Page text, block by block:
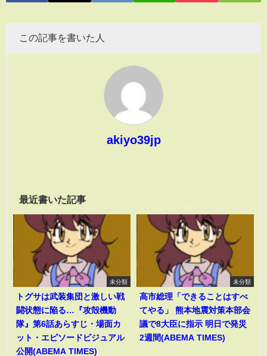
この記事を書いた人
akiyo39jp
最近書いた記事
未分類
トグサは武装集団と激しい戦
闘状態に陥る…『攻殻機動
隊』第6話あらすじ・場面カ
ット・エピソードビジュアル
公開(ABEMA TIMES)
未分類
高市総理「できることはすべ
てやる」 熊本地震対策本部会
議で8大臣に指示 明日で発災
2週間(ABEMA TIMES)